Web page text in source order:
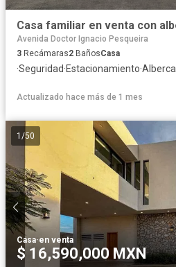
Avenida Doctor Ignacio Pesqueira
3 Recámaras2 BañosCasa
·Seguridad·Estacionamiento·Alberca
Actualizado hace más de 1 mes
1 /50
Casa·en venta
$ 16,590,000 MXN